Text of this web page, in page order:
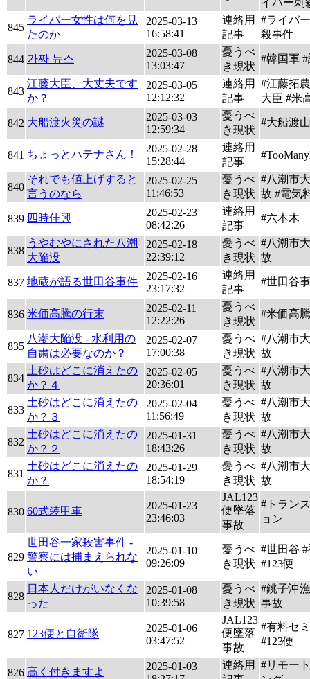
イバー刺
845
ライバー女性は何を見
たのか
2025-03-13
16:58:41
連絡用
記事
#ライバ
殺事件
844 가짜 뉴스
2025-03-08
13:03:47
憂うべ
き現状
#韓国軍
843
江藤大臣、大丈夫です
か？
2025-03-05
12:12:32
連絡用
記事
#江藤拓
大臣 #米
842 大船渡火災の謎
2025-03-03
12:59:34
憂うべ
き現状
#大船渡
841 ちょっとハテナさん！
2025-02-28
15:28:44
連絡用
記事
840
それでも値上げすると
言うのなら
2025-02-25
11:46:53
憂うべ
き現状
#八潮市
故 #電気
839 四時佳興
2025-02-23
08:42:26
連絡用
記事
#六本木
838
うやむやにされた八潮
大陥没
2025-02-18
22:39:12
憂うべ
き現状
#八潮市
故
837 地蔵が語る世田谷事件
2025-02-16
23:17:32
連絡用
記事
#世田谷
836 米価高騰の行末
2025-02-11
12:22:26
憂うべ
き現状
#米価高騰
835
八潮大陥没 - 水利用の
自粛は必要なのか？
2025-02-07
17:00:38
憂うべ
き現状
#八潮市
故
834
土砂はどこに消えたの
か？４
2025-02-05
20:36:01
憂うべ
き現状
#八潮市
故
833
土砂はどこに消えたの
か？３
2025-02-04
11:56:49
憂うべ
き現状
#八潮市
故
832
土砂はどこに消えたの
か？２
2025-01-31
18:43:26
憂うべ
き現状
#八潮市
故
831
土砂はどこに消えたの
か？
2025-01-29
18:54:19
憂うべ
き現状
#八潮市
故
830 60式装甲車
2025-01-23
23:46:03
JAL123
便墜落
事故
#トラン
ョン
829
世田谷一家殺害事件 -
警察には捕まえられな
い
2025-01-10
09:26:09
憂うべ
き現状
#世田谷
#123便
828
日本人だけがいなくな
った
2025-01-08
10:39:58
憂うべ
き現状
#銚子沖
事故
827 123便と自衛隊
2025-01-06
03:47:52
JAL123
便墜落
事故
#有料セ
#123便
826 高く付きますよ
2025-01-03
連絡用
#リモー